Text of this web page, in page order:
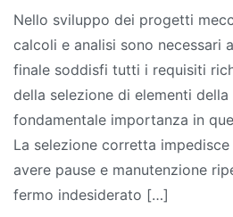
Nello sviluppo dei progetti
calcoli e analisi sono necessari
finale soddisfi tutti i requisiti
della selezione di elementi
fondamentale importanza in
La selezione corretta
avere pause e manutenzione
fermo indesiderato […]